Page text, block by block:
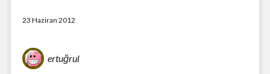
23 Haziran 2012
ertuğrul